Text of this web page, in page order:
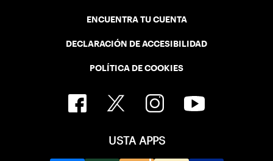
ENCUENTRA TU CUENTA
DECLARACIÓN DE ACCESIBILIDAD
POLÍTICA DE COOKIES
USTA APPS